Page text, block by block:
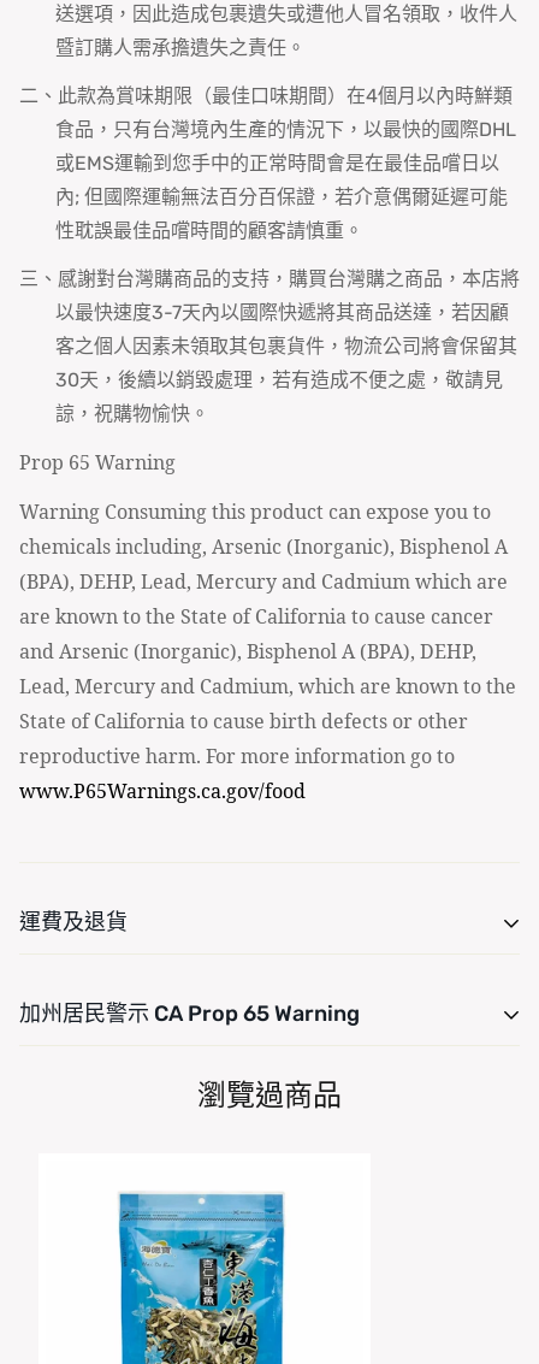
送選項，因此造成包裹遺失或遭他人冒名領取，收件人
暨訂購人需承擔遺失之責任。
二、此款為賞味期限（最佳口味期間）在4個月以內時鮮類
食品，只有台灣境內生產的情況下，以最快的國際DHL
或EMS運輸到您手中的正常時間會是在最佳品嚐日以
內; 但國際運輸無法百分百保證，若介意偶爾延遲可能
性耽誤最佳品嚐時間的顧客請慎重。
三、感謝對台灣購商品的支持，購買台灣購之商品，本店將
以最快速度3-7天內以國際快遞將其商品送達，若因顧
客之個人因素未領取其包裹貨件，物流公司將會保留其
30天，後續以銷毀處理，若有造成不便之處，敬請見
諒，祝購物愉快。
Prop 65 Warning
Warning Consuming this product can expose you to
chemicals including, Arsenic (Inorganic), Bisphenol A
(BPA), DEHP, Lead, Mercury and Cadmium which are
are known to the State of California to cause cancer
and Arsenic (Inorganic), Bisphenol A (BPA), DEHP,
Lead, Mercury and Cadmium, which are known to the
State of California to cause birth defects or other
reproductive harm. For more information go to
www.P65Warnings.ca.gov/food
運費及退貨
用運費計算器查看運費。我們希望您對您的購買感到 100%
加州居民警示 CA Prop 65 Warning
For CA residency, warning Consuming this product can
expose you to chemicals including, Arsenic (Inorganic),
cancer and Arsenic (Inorganic), Bisphenol A (BPA),
DEHP, Lead, Mercury and Cadmium, which are known
to the State of California to cause birth defects or other
reproductive harm. For more information go to
www.P65Warnings.ca.gov/food
瀏覽過商品